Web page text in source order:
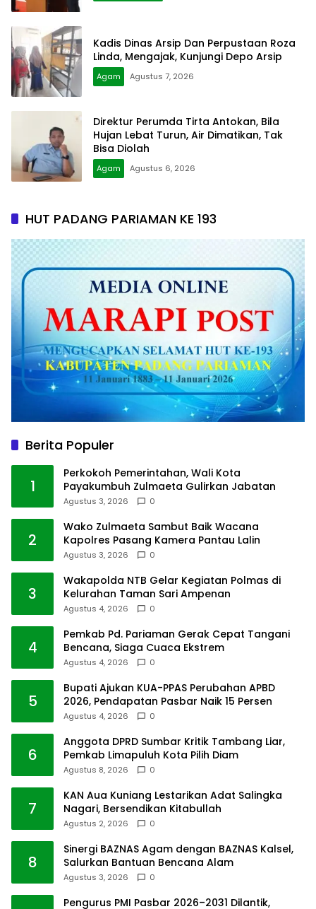
Kadis Dinas Arsip Dan Perpustaan Roza
Linda, Mengajak, Kunjungi Depo Arsip
Agam Agustus 7, 2026
Direktur Perumda Tirta Antokan, Bila
Hujan Lebat Turun, Air Dimatikan, Tak
Bisa Diolah
Agam Agustus 6, 2026
HUT PADANG PARIAMAN KE 193
Berita Populer
1
Perkokoh Pemerintahan, Wali Kota
Payakumbuh Zulmaeta Gulirkan Jabatan
Agustus 3, 2026 0
2
Wako Zulmaeta Sambut Baik Wacana
Kapolres Pasang Kamera Pantau Lalin
Agustus 3, 2026 0
3
Wakapolda NTB Gelar Kegiatan Polmas di
Kelurahan Taman Sari Ampenan
Agustus 4, 2026 0
4
Pemkab Pd. Pariaman Gerak Cepat Tangani
Bencana, Siaga Cuaca Ekstrem
Agustus 4, 2026 0
5
Bupati Ajukan KUA-PPAS Perubahan APBD
2026, Pendapatan Pasbar Naik 15 Persen
Agustus 4, 2026 0
6
Anggota DPRD Sumbar Kritik Tambang Liar,
Pemkab Limapuluh Kota Pilih Diam
Agustus 8, 2026 0
7
KAN Aua Kuniang Lestarikan Adat Salingka
Nagari, Bersendikan Kitabullah
Agustus 2, 2026 0
8
Sinergi BAZNAS Agam dengan BAZNAS Kalsel,
Salurkan Bantuan Bencana Alam
Agustus 3, 2026 0
Pengurus PMI Pasbar 2026–2031 Dilantik,